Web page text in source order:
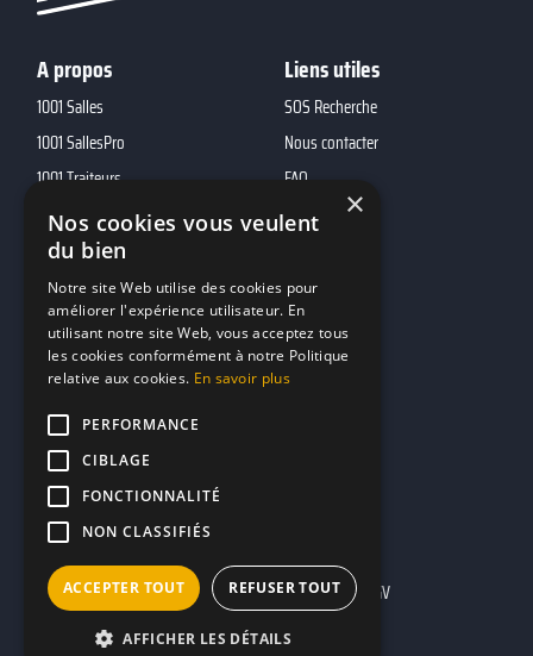
A propos
1001 Salles
1001 SallesPro
1001 Traiteurs
1001 DJ
10h01
MP2
Liens utiles
SOS Recherche
Nous contacter
FAQ
Contacts
marketing@reserverunbar.fr
11 rue Maurice Grandcoing
94200 Ivry-sur-Seine
Mentions légales CGU CGV
×
Nos cookies vous veulent
du bien
Notre site Web utilise des cookies pour
améliorer l'expérience utilisateur. En
utilisant notre site Web, vous acceptez tous
les cookies conformément à notre Politique
relative aux cookies. En savoir plus
PERFORMANCE
CIBLAGE
FONCTIONNALITÉ
NON CLASSIFIÉS
ACCEPTER TOUT REFUSER TOUT
AFFICHER LES DÉTAILS